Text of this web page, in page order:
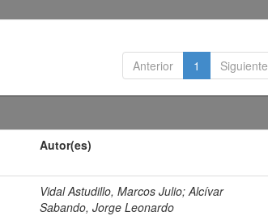
Anterior 1 Siguiente
Autor(es)
Vidal Astudillo, Marcos Julio;Alcívar
Sabando, Jorge Leonardo